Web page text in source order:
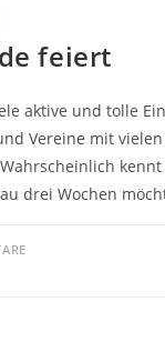
feiert
aktive und tolle
Vereine mit
drei Wochen